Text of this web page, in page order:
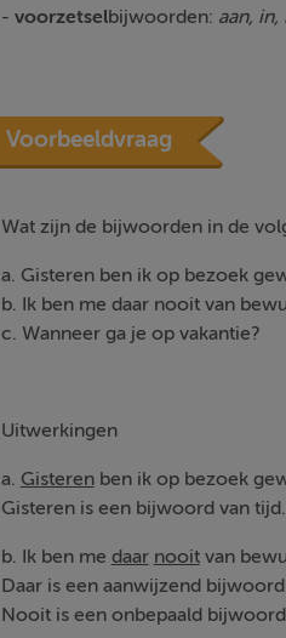
- voorzetselbijwoorden: aan, in,
Voorbeeldvraag
Wat zijn de bijwoorden in de
a. Gisteren ben ik op bezoek
b. Ik ben me daar nooit van
c. Wanneer ga je op vakantie?
Uitwerkingen
a. Gisterenben ik op bezoek
Gisteren is een bijwoord van tijd.
b. Ik ben me daar nooitvan
Daar is een aanwijzend
Nooit is een onbepaald